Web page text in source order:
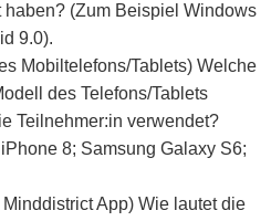
e
n
s
t
e
r
haben? (Zum Beispiel Windows
9.0).
Mobiltelefons/Tablets) Welche
des Telefons/Tablets
Teilnehmer:in verwendet?
8; Samsung Galaxy S6;
App) Wie lautet die